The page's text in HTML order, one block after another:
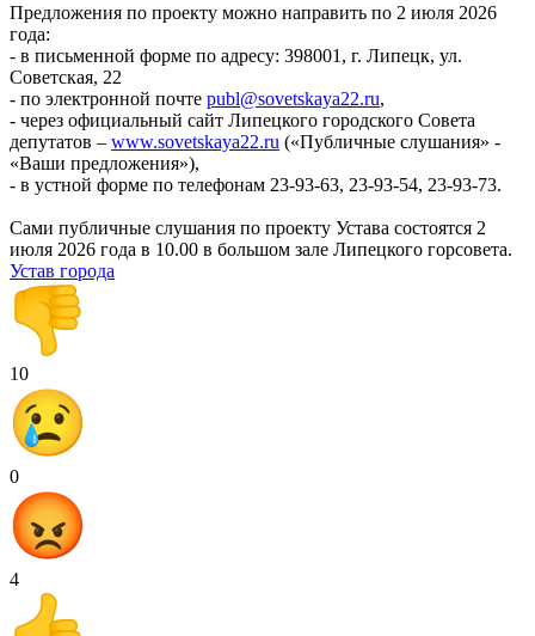
Предложения по проекту можно направить по 2 июля 2026
года:
- в письменной форме по адресу: 398001, г. Липецк, ул.
Советская, 22
- по электронной почте publ@sovetskaya22.ru,
- через официальный сайт Липецкого городского Совета
депутатов – www.sovetskaya22.ru («Публичные слушания» -
«Ваши предложения»),
- в устной форме по телефонам 23-93-63, 23-93-54, 23-93-73.
Сами публичные слушания по проекту Устава состоятся 2
июля 2026 года в 10.00 в большом зале Липецкого горсовета.
Устав города
10
0
4